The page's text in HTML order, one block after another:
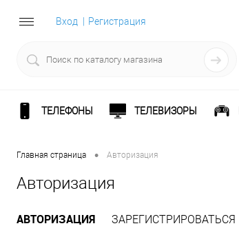
Вход Регистрация
ТЕЛЕФОНЫ ТЕЛЕВИЗОРЫ
Главная страница • Авторизация
Авторизация
АВТОРИЗАЦИЯ ЗАРЕГИСТРИРОВАТЬСЯ